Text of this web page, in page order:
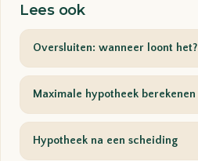
Lees ook
Oversluiten: wanneer loont het?
Maximale hypotheek berekenen
Hypotheek na een scheiding